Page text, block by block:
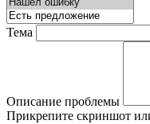
Тема
Описание проблемы
Прикрепите скриншот